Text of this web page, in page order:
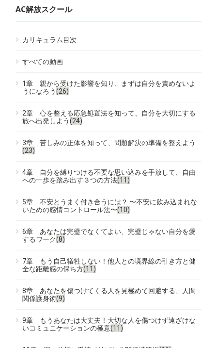
AC解放スクール
カリキュラム目次
すべての動画
1章 親から受けた影響を知り、まずは自分を責めないよ
うになろう(26)
2章 心を整える応急処置法を知って、自分を大切にする
旅へ出発しよう(24)
3章 苦しみの正体を知って、問題解決の準備を整えよう
(23)
4章 自分を縛りつける不要な思い込みを手放して、自由
への一歩を踏み出す３つの方法(11)
5章 不安とうまく付き合うには？ 〜不安に飲み込まれな
いための感情コントロール法〜(10)
6章 あなたは完璧でなくてよい、完璧じゃない自分を愛
するワーク(8)
7章 もう自己犠牲しない！他人との境界線の引き方と健
全な距離感の保ち方(11)
8章 あなたを傷つけてくる人を見極めて回避する、人間
関係護身術(9)
9章 もうあなたは大丈夫！大切な人を傷つけず遠ざけな
いコミュニケーションの極意(11)